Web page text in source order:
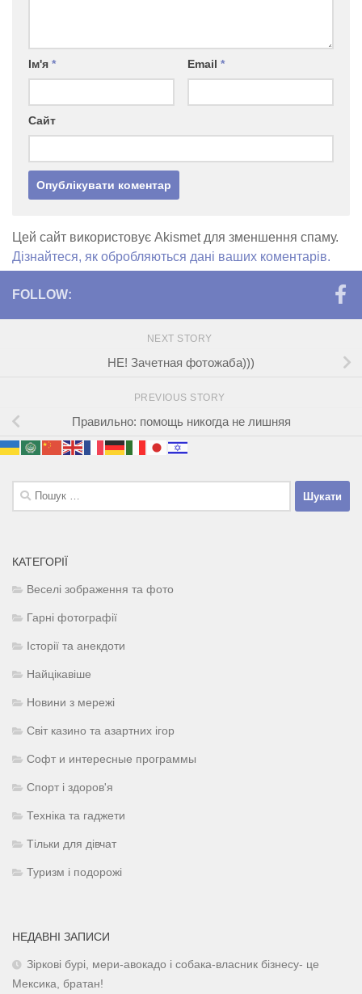
Ім'я * Email *
Сайт
Цей сайт використовує Akismet для зменшення спаму.
Дізнайтеся, як обробляються дані ваших коментарів.
FOLLOW:
NEXT STORY
НЕ! Зачетная фотожаба)))
PREVIOUS STORY
Правильно: помощь никогда не лишняя
Пошук:
КАТЕГОРІЇ
Веселі зображення та фото
Гарні фотографії
Історії та анекдоти
Найцікавіше
Новини з мережі
Світ казино та азартних ігор
Софт и интересные программы
Спорт і здоров'я
Техніка та гаджети
Тільки для дівчат
Туризм і подорожі
НЕДАВНІ ЗАПИСИ
Зіркові бурі, мери-авокадо і собака-власник бізнесу- це
Мексика, братан!